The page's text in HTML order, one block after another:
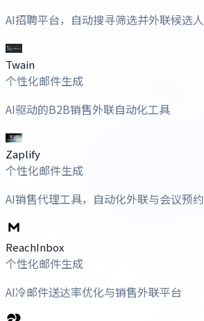
AI招聘平台，自动搜寻筛选并外联候选人
Twain
个性化邮件生成
AI驱动的B2B销售外联自动化工具
Zaplify
个性化邮件生成
AI销售代理工具，自动化外联与会议预约
ReachInbox
个性化邮件生成
AI冷邮件送达率优化与销售外联平台